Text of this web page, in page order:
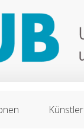
Künstler